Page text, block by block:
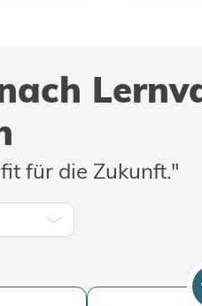
buchen und
für die Zukunft."